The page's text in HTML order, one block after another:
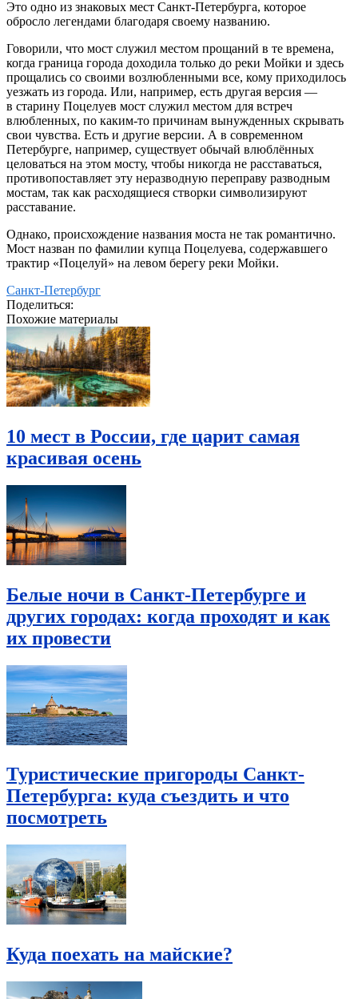
Это одно из знаковых мест Санкт-Петербурга, которое
обросло легендами благодаря своему названию.
Говорили, что мост служил местом прощаний в те времена,
когда граница города доходила только до реки Мойки и здесь
прощались со своими возлюбленными все, кому приходилось
уезжать из города. Или, например, есть другая версия —
в старину Поцелуев мост служил местом для встреч
влюбленных, по каким-то причинам вынужденных скрывать
свои чувства. Есть и другие версии. А в современном
Петербурге, например, существует обычай влюблённых
целоваться на этом мосту, чтобы никогда не расставаться,
противопоставляет эту неразводную переправу разводным
мостам, так как расходящиеся створки символизируют
расставание.
Однако, происхождение названия моста не так романтично.
Мост назван по фамилии купца Поцелуева, содержавшего
трактир «Поцелуй» на левом берегу реки Мойки.
Санкт-Петербург
Поделиться:
Похожие материалы
10 мест в России, где царит самая
красивая осень
Белые ночи в Санкт-Петербурге и
других городах: когда проходят и как
их провести
Туристические пригороды Санкт-
Петербурга: куда съездить и что
посмотреть
Куда поехать на майские?